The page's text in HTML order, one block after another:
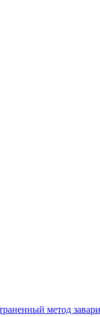
метод